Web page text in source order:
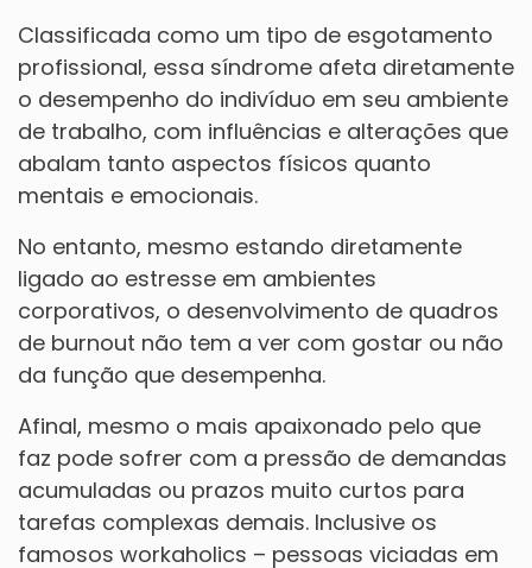
Classificada como um tipo de esgotamento
profissional, essa síndrome afeta diretamente
o desempenho do indivíduo em seu ambiente
de trabalho, com influências e alterações que
abalam tanto aspectos físicos quanto
mentais e emocionais.
No entanto, mesmo estando diretamente
ligado ao estresse em ambientes
corporativos, o desenvolvimento de quadros
de burnout não tem a ver com gostar ou não
da função que desempenha.
Afinal, mesmo o mais apaixonado pelo que
faz pode sofrer com a pressão de demandas
acumuladas ou prazos muito curtos para
tarefas complexas demais. Inclusive os
famosos workaholics – pessoas viciadas em